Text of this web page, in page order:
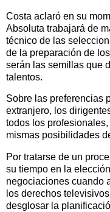
Costa aclaró en su
Absoluta trabajará de
técnico de las
de la preparación de
serán las semillas que
talentos.
Sobre las preferencias
extranjero, los
todos los
mismas posibilidades
Por tratarse de un
su tiempo en la
negociaciones cuando
los derechos
desglosar la